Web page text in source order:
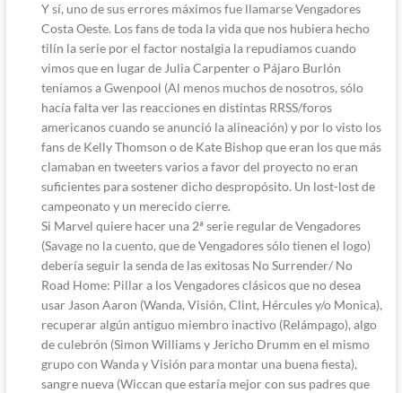
Y sí, uno de sus errores máximos fue llamarse Vengadores
Costa Oeste. Los fans de toda la vida que nos hubiera hecho
tilín la serie por el factor nostalgia la repudiamos cuando
vimos que en lugar de Julia Carpenter o Pájaro Burlón
teníamos a Gwenpool (Al menos muchos de nosotros, sólo
hacía falta ver las reacciones en distintas RRSS/foros
americanos cuando se anunció la alineación) y por lo visto los
fans de Kelly Thomson o de Kate Bishop que eran los que más
clamaban en tweeters varios a favor del proyecto no eran
suficientes para sostener dicho despropósito. Un lost-lost de
campeonato y un merecido cierre.
Si Marvel quiere hacer una 2ª serie regular de Vengadores
(Savage no la cuento, que de Vengadores sólo tienen el logo)
debería seguir la senda de las exitosas No Surrender/ No
Road Home: Pillar a los Vengadores clásicos que no desea
usar Jason Aaron (Wanda, Visión, Clint, Hércules y/o Monica),
recuperar algún antiguo miembro inactivo (Relámpago), algo
de culebrón (Simon Williams y Jericho Drumm en el mismo
grupo con Wanda y Visión para montar una buena fiesta),
sangre nueva (Wiccan que estaría mejor con sus padres que